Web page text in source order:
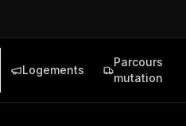
Logements
Parcours
mutation